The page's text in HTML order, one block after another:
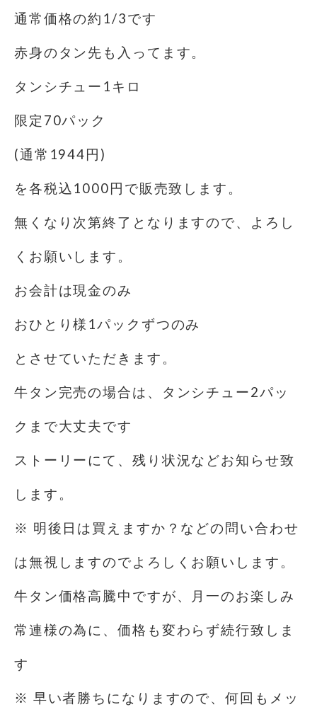
通常価格の約1/3です
赤身のタン先も入ってます。
タンシチュー1キロ
限定70パック
(通常1944円)
を各税込1000円で販売致します。
無くなり次第終了となりますので、よろし
くお願いします。
お会計は現金のみ️
おひとり様1パックずつのみ
とさせていただきます。
牛タン完売の場合は、タンシチュー2パッ
クまで大丈夫です
ストーリーにて、残り状況などお知らせ致
します。
※ 明後日は買えますか？などの問い合わせ
は無視しますので️よろしくお願いします。
牛タン価格高騰中ですが、月一のお楽しみ
常連様の為に、価格も変わらず続行致しま
す️
※ 早い者勝ちになりますので、何回もメッ